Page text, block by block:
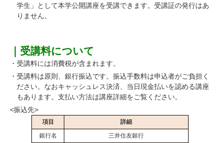
学生」として本学公開講座を受講できます。受講証の発行はあ
りません。
｜受講料について
・受講料には消費税が含まれます。
・受講料は原則、銀行振込です。振込手数料は申込者がご負担く
ださい。なおキャッシュレス決済、当日現金払いを認める講座
もあります。支払い方法は講座詳細をご覧ください。
<振込先>
項目
詳細
銀行名
三井住友銀行